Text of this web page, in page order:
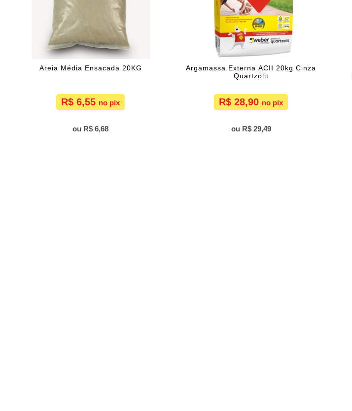
Areia Média Ensacada 20KG
R$ 6,55
R$ 6,68
Argamassa Externa ACII 20kg Cinza
Quartzolit
R$ 28,90
R$ 29,49